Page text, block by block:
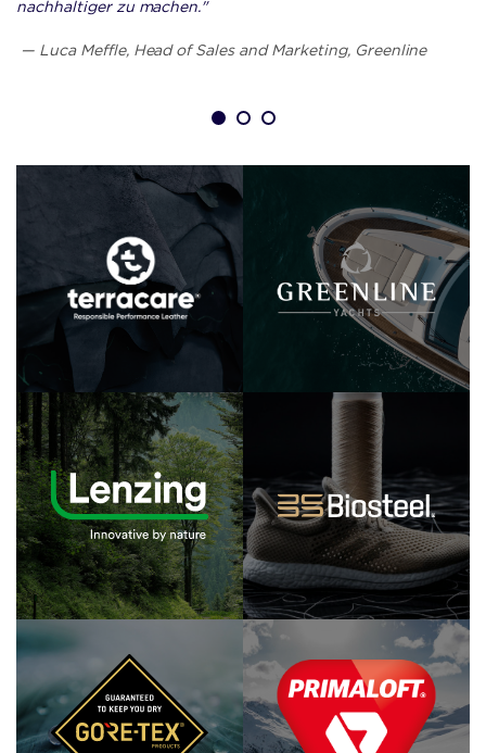
nachhaltiger zu machen."
— Luca Meffle, Head of Sales and Marketing, Greenline